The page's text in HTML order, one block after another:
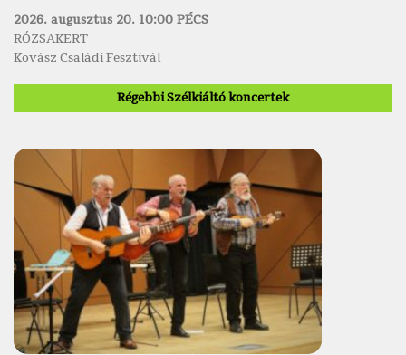
2026. augusztus 20. 10:00 PÉCS
RÓZSAKERT
Kovász Családi Fesztivál
Régebbi Szélkiáltó koncertek